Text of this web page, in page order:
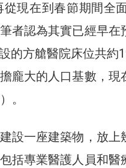
現在到春節期間全
者認為其實已經早在
的方艙醫院床位共約
龐大的人口基數，現
。
設一座建築物，放
括專業醫護人員和